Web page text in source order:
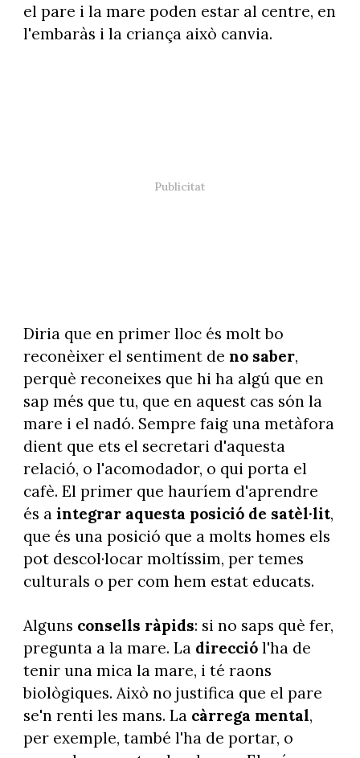
el pare i la mare poden estar al centre, en
l'embaràs i la criança això canvia.
Diria que en primer lloc és molt bo
reconèixer el sentiment de no saber,
perquè reconeixes que hi ha algú que en
sap més que tu, que en aquest cas són la
mare i el nadó. Sempre faig una metàfora
dient que ets el secretari d'aquesta
relació, o l'acomodador, o qui porta el
cafè. El primer que hauríem d'aprendre
és a integrar aquesta posició de satèl·lit,
que és una posició que a molts homes els
pot descol·locar moltíssim, per temes
culturals o per com hem estat educats.
Alguns consells ràpids: si no saps què fer,
pregunta a la mare. La direcció l'ha de
tenir una mica la mare, i té raons
biològiques. Això no justifica que el pare
se'n renti les mans. La càrrega mental,
per exemple, també l'ha de portar, o